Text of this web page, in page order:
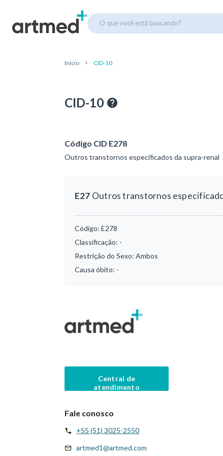
O que você está buscando?
Início CID-10
CID-10
Código CID E278
Outros transtornos especificados da supra-renal
E27 Outros transtornos
Código: E278
Classificação: -
Restrição do Sexo: Ambos
Causa óbito: -
Central de
atendimento
Fale conosco
+55 (51) 3025-2550
artmed1@artmed.com